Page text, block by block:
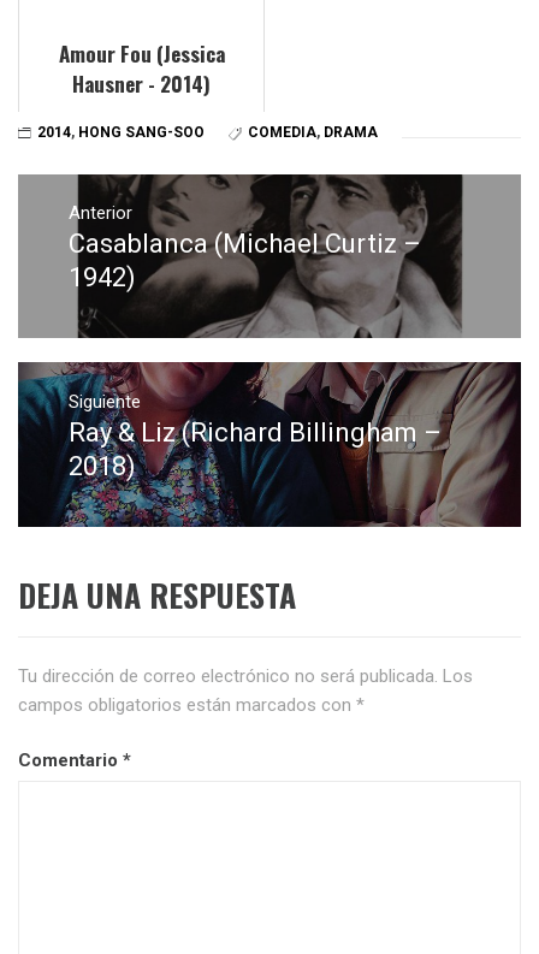
Amour Fou (Jessica
Hausner - 2014)
2014, HONG SANG-SOO COMEDIA, DRAMA
Navegación
entradas
Anterior
Entrada
anterior:
Casablanca (Michael Curtiz –
1942)
Siguiente
Entrada
siguiente:
Ray & Liz (Richard Billingham –
2018)
DEJA UNA RESPUESTA
Tu dirección de correo electrónico no será publicada. Los
campos obligatorios están marcados con *
Comentario *